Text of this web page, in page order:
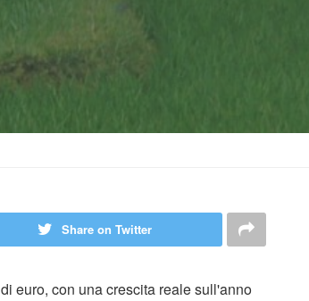
Share on Twitter
di euro, con una crescita reale sull'anno